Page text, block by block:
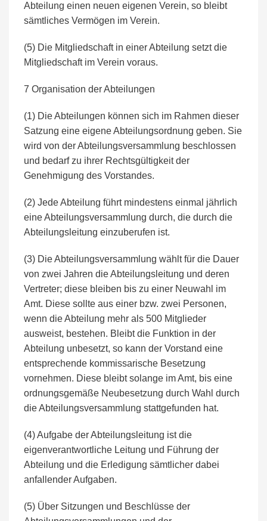
Abteilung einen neuen eigenen Verein, so bleibt
sämtliches Vermögen im Verein.
(5) Die Mitgliedschaft in einer Abteilung setzt die
Mitgliedschaft im Verein voraus.
7 Organisation der Abteilungen
(1) Die Abteilungen können sich im Rahmen dieser
Satzung eine eigene Abteilungsordnung geben. Sie
wird von der Abteilungsversammlung beschlossen
und bedarf zu ihrer Rechtsgültigkeit der
Genehmigung des Vorstandes.
(2) Jede Abteilung führt mindestens einmal jährlich
eine Abteilungsversammlung durch, die durch die
Abteilungsleitung einzuberufen ist.
(3) Die Abteilungsversammlung wählt für die Dauer
von zwei Jahren die Abteilungsleitung und deren
Vertreter; diese bleiben bis zu einer Neuwahl im
Amt. Diese sollte aus einer bzw. zwei Personen,
wenn die Abteilung mehr als 500 Mitglieder
ausweist, bestehen. Bleibt die Funktion in der
Abteilung unbesetzt, so kann der Vorstand eine
entsprechende kommissarische Besetzung
vornehmen. Diese bleibt solange im Amt, bis eine
ordnungsgemäße Neubesetzung durch Wahl durch
die Abteilungsversammlung stattgefunden hat.
(4) Aufgabe der Abteilungsleitung ist die
eigenverantwortliche Leitung und Führung der
Abteilung und die Erledigung sämtlicher dabei
anfallender Aufgaben.
(5) Über Sitzungen und Beschlüsse der